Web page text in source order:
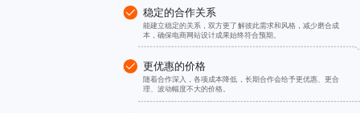
稳定的合作关系
能建立稳定的关系，双方更了解彼此需求和风格，减少磨合成
本，确保电商网站设计成果始终符合预期。
更优惠的价格
随着合作深入，各项成本降低，长期合作会给予更优惠、更合
理、波动幅度不大的价格。